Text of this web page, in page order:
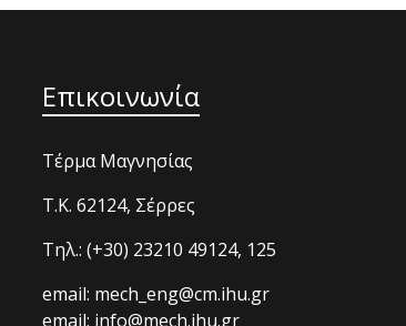
Επικοινωνία
Τέρμα Μαγνησίας
T.K. 62124, Σέρρες
Τηλ.: (+30) 23210 49124, 125
email: mech_eng@cm.ihu.gr
email: info@mech.ihu.gr